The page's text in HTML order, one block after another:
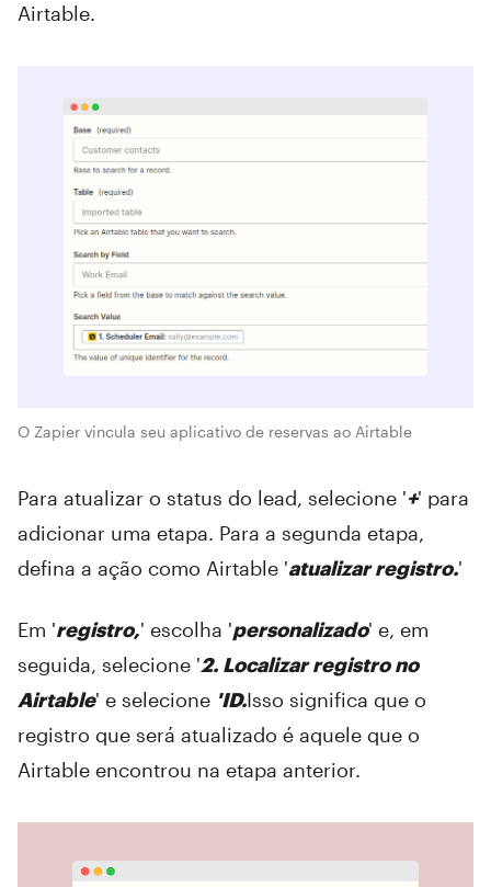
Airtable.
O Zapier vincula seu aplicativo de reservas ao Airtable
Para atualizar o status do lead, selecione '+' para
adicionar uma etapa. Para a segunda etapa,
defina a ação como Airtable 'atualizar registro.'
Em 'registro,' escolha 'personalizado' e, em
seguida, selecione '2. Localizar registro no
Airtable' e selecione 'ID.Isso significa que o
registro que será atualizado é aquele que o
Airtable encontrou na etapa anterior.